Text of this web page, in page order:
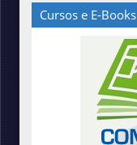
Cursos e E-Books